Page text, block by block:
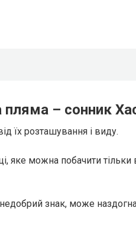
– сонник
їх розташування і виду.
яке можна побачити тільки
недобрий знак, може